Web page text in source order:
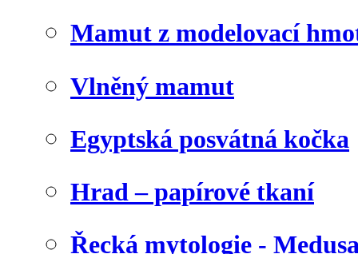
Mamut z modelovací
Vlněný mamut
Egyptská posvátná kočka
Hrad – papírové tkaní
Řecká mytologie -